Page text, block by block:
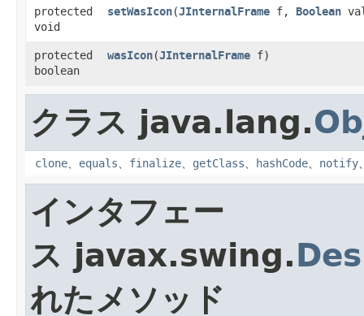
protected
void
setWasIcon​(JInternalFrame f, Boolean
protected
boolean
wasIcon​(JInternalFrame f)
クラス java.lang.
clone、 equals、 finalize、 getClass、 hashCode、 notify
インタフェー
ス javax.swing.
れたメソッド